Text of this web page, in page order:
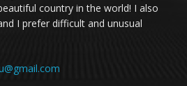
country in the world! I also
I prefer difficult and unusual